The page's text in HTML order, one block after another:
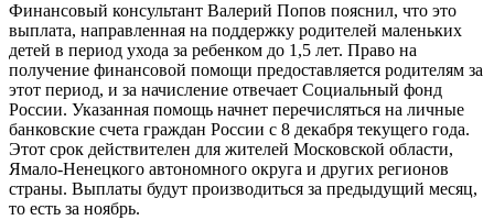
Финансовый консультант Валерий Попов пояснил, что это
выплата, направленная на поддержку родителей маленьких
детей в период ухода за ребенком до 1,5 лет. Право на
получение финансовой помощи предоставляется родителям за
этот период, и за начисление отвечает Социальный фонд
России. Указанная помощь начнет перечисляться на личные
банковские счета граждан России с 8 декабря текущего года.
Этот срок действителен для жителей Московской области,
Ямало-Ненецкого автономного округа и других регионов
страны. Выплаты будут производиться за предыдущий месяц,
то есть за ноябрь.